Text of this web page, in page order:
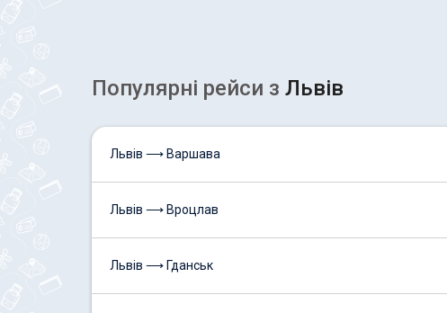
Популярні рейcи з Львів
Львів ⟶ Варшава
Львів ⟶ Вроцлав
Львів ⟶ Гданськ